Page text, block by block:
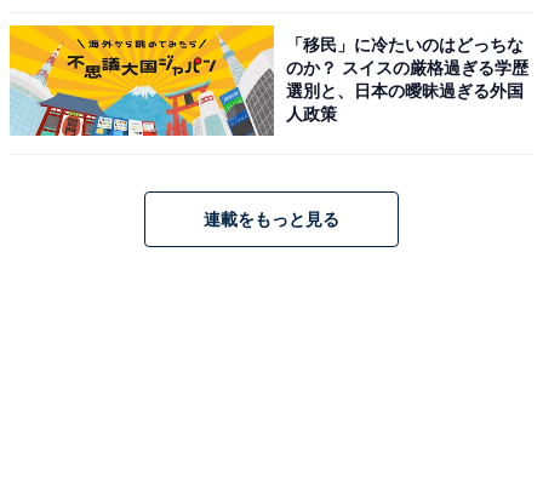
「移民」に冷たいのはどっちな
のか？ スイスの厳格過ぎる学歴
選別と、日本の曖昧過ぎる外国
人政策
連載をもっと見る